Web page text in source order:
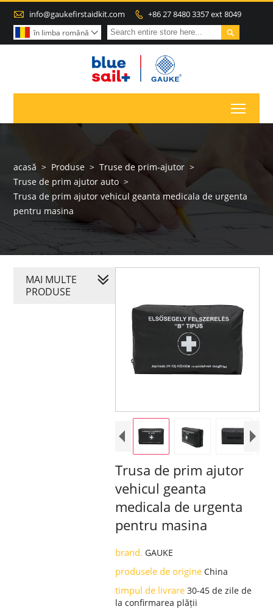
 info@gaukefirstaidkit.com  +86 27 8480 3357 ext 8049

în limba română 
acasă > Produse > Truse de prim-ajutor >
Truse de prim ajutor auto >
Trusa de prim ajutor vehicul geanta medicala de urgenta
pentru masina
Trusa de prim ajutor
vehicul geanta
medicala de urgenta
pentru masina
brand. GAUKE
produsele de origine China
timpul de livrare 30-45 de zile de
la confirmarea plății
MAI MULTE
PRODUSE